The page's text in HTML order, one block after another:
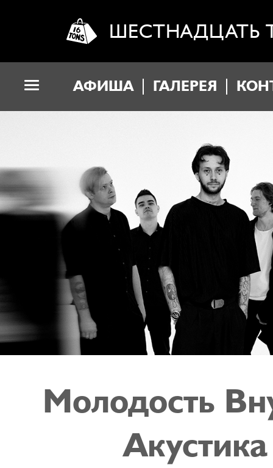
ШЕСТНАДЦАТЬ
АФИША ГАЛЕРЕЯ
Молодость
Акустика